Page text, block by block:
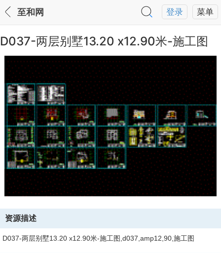
菜单
登录
至和网
D037-两层别墅13.20 x12.90米-施工图
资源描述
D037-两层别墅13.20 x12.90米-施工图,d037,amp12,90,施工图